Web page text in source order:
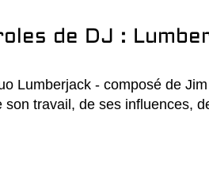
de DJ :
Lumberjack - composé de
son travail, de ses influences,